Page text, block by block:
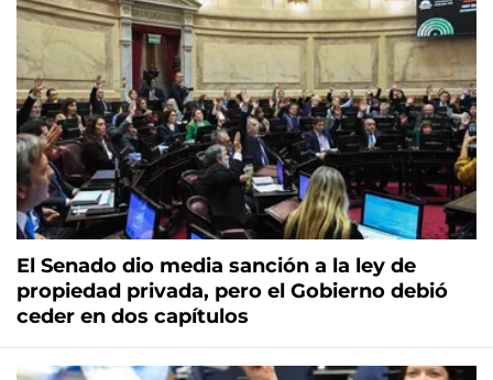
El Senado dio media sanción a la ley de
propiedad privada, pero el Gobierno debió
ceder en dos capítulos